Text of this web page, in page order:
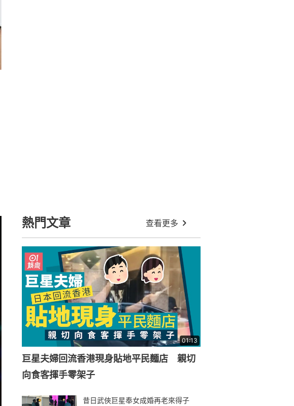
熱門文章 查看更多
01:13
巨星夫婦回流香港現身貼地平民麵店 親切
向食客揮手零架子
昔日武俠巨星奉女成婚再老來得子